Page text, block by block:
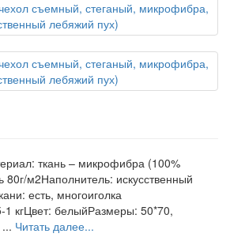
ткань – микрофибра (100%
80г/м2Наполнитель: искусственный
есть, многоиголка
кгЦвет: белыйРазмеры: 50*70,
Читать далее...